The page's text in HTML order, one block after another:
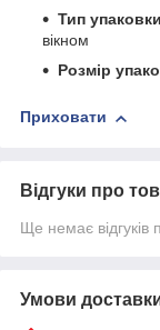
Тип
вікном
Розмір
Приховати
Відгуки про
Ще немає відгуків
Умови